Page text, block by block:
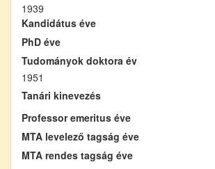
1939
Kandidátus éve
PhD éve
Tudományok doktora év
1951
Tanári kinevezés
Professor emeritus éve
MTA levelező tagság éve
MTA rendes tagság éve